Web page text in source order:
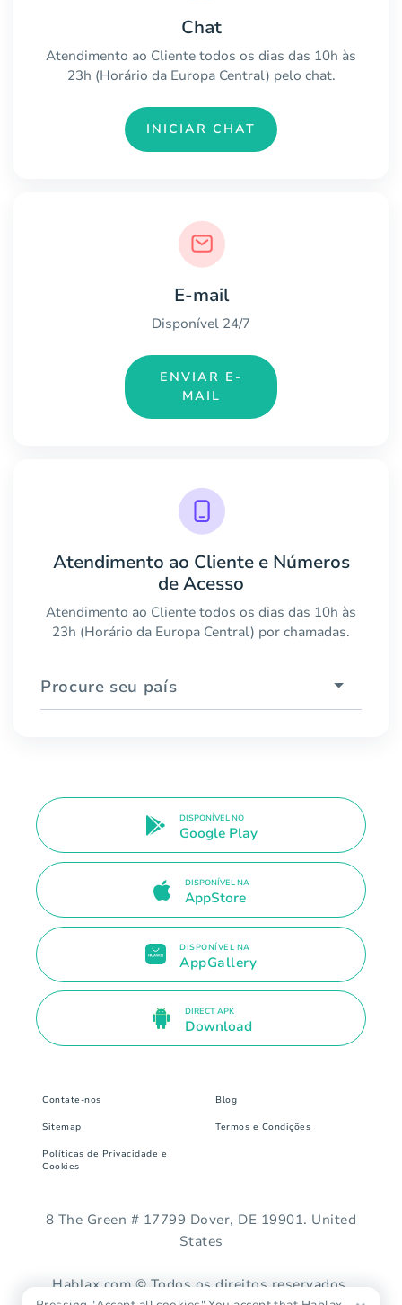
Chat
Atendimento ao Cliente todos os dias das 10h às
23h (Horário da Europa Central) pelo chat.
INICIAR CHAT
E-mail
Disponível 24/7
ENVIAR E-
MAIL
Atendimento ao Cliente e Números
de Acesso
Atendimento ao Cliente todos os dias das 10h às
23h (Horário da Europa Central) por chamadas.
Procure seu país
DISPONÍVEL NO
Google Play
DISPONÍVEL NA
AppStore
DISPONÍVEL NA
AppGallery
DIRECT APK
Download
Contate-nos Blog
Sitemap Termos e Condições
Políticas de Privacidade e
Cookies
8 The Green # 17799 Dover, DE 19901. United
States
Hablax.com © Todos os direitos reservados.